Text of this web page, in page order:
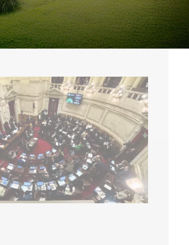
07 DE AGOSTO DE 2026